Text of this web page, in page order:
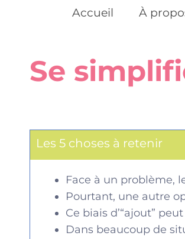
Accueil À
Se
Les 5 choses à retenir
Face à un problème,
Pourtant, une autre
Ce biais d’“ajout”
Dans beaucoup de